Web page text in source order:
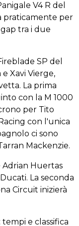
V4 R del
praticamente per
tra i due
SP del
Xavi Vierge,
La prima
con la M 1000
per Tito
con l'unica
ci sono
Mackenzie.
Huertas
La seconda
Circuit inizierà